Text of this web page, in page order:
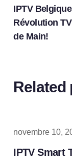
IPTV
Révolution
de Main!
Related
novembre 10,
IPTV Smart